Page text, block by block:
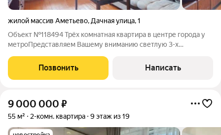
жилой массив Аметьево, Дачная улица,1
Объект №118494 Трёх комнатная квартира в центре города у
метроПредставляем Вашему вниманию светлую 3-х
инфраструктурой в центре города в трёх минутaх хoдьбы (270
мeтpов) от метро "Амeтьево". О
Позвонить Написать
9 000 000 ₽
55 м² 2-комн. квартира 9 этаж из 19